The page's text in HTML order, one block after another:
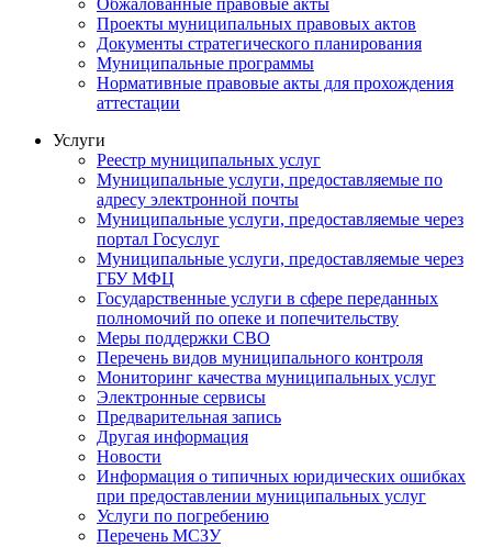
Обжалованные правовые акты
Проекты муниципальных правовых актов
Документы стратегического планирования
Муниципальные программы
Нормативные правовые акты для прохождения
аттестации
Услуги
Реестр муниципальных услуг
Муниципальные услуги, предоставляемые по
адресу электронной почты
Муниципальные услуги, предоставляемые через
портал Госуслуг
Муниципальные услуги, предоставляемые через
ГБУ МФЦ
Государственные услуги в сфере переданных
полномочий по опеке и попечительству
Меры поддержки СВО
Перечень видов муниципального контроля
Мониторинг качества муниципальных услуг
Электронные сервисы
Предварительная запись
Другая информация
Новости
Информация о типичных юридических ошибках
при предоставлении муниципальных услуг
Услуги по погребению
Перечень МСЗУ